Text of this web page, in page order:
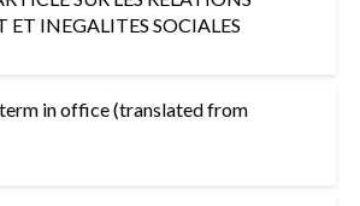
ET INEGALITES SOCIALES
in office (translated from